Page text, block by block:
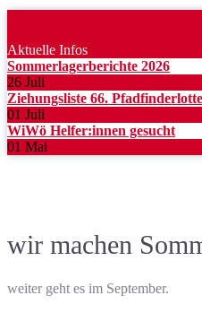
Aktuelle Infos
Sommerlagerberichte 2026
26 Juli
Ziehungsliste 66.
01 Juli
WiWö Helfer:innen gesucht
01 Mai
wir machen
weiter geht es im September.